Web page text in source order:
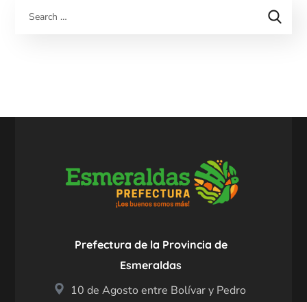
Prefectura de la Provincia de
Esmeraldas
10 de Agosto entre Bolívar y Pedro